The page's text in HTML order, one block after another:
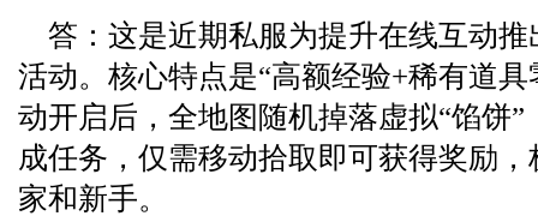
答：这是近期私服为提升在线互动
活动。核心特点是“高额经验+稀有道
动开启后，全地图随机掉落虚拟“馅饼”
成任务，仅需移动拾取即可获得奖励
家和新手。